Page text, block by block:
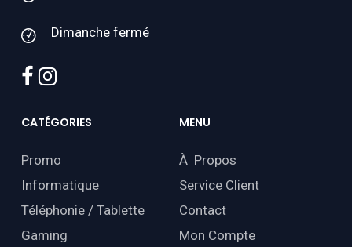
Dimanche fermé
facebook
instagram
CATÉGORIES
Promo
Informatique
Téléphonie / Tablette
Gaming
MENU
À Propos
Service Client
Contact
Mon Compte